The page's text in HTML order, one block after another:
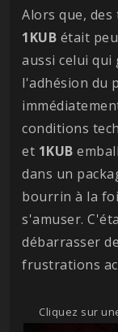
Alors que,
1KUB était
aussi celui qui
l'adhésion du
conditions
et 1KUB
dans un
bourrin à la
s'amuser.
débarrasser
frustrations
Cliquez sur